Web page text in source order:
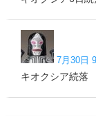
7月30日
キオクシア続落